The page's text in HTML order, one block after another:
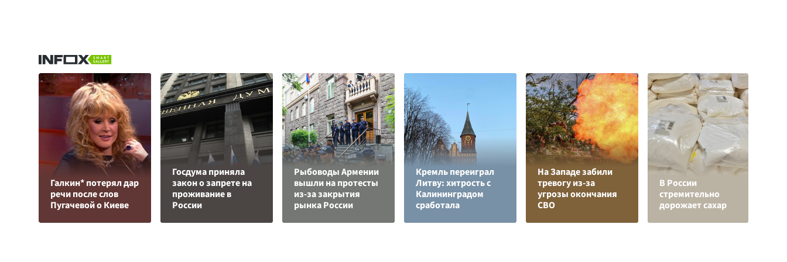
Галкин* потерял дар
речи после слов
Пугачевой о Киеве
Госдума приняла
закон о запрете на
проживание в
России
Рыбоводы Армении
вышли на протесты
из-за закрытия
рынка России
Кремль переиграл
Литву: хитрость с
Калининградом
сработала
На Западе забили
тревогу из-за
угрозы окончания
СВО
В России
стремительно
дорожает сахар